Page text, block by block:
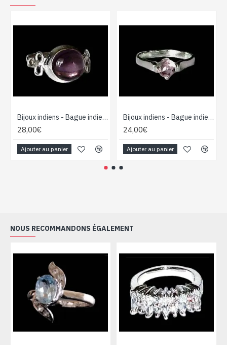
Bijoux indiens - Bague indienne Améthyste
28,00€
Ajouter au panier
Bijoux indiens - Bague indienne Améthyste
24,00€
Ajouter au panier
NOUS RECOMMANDONS ÉGALEMENT